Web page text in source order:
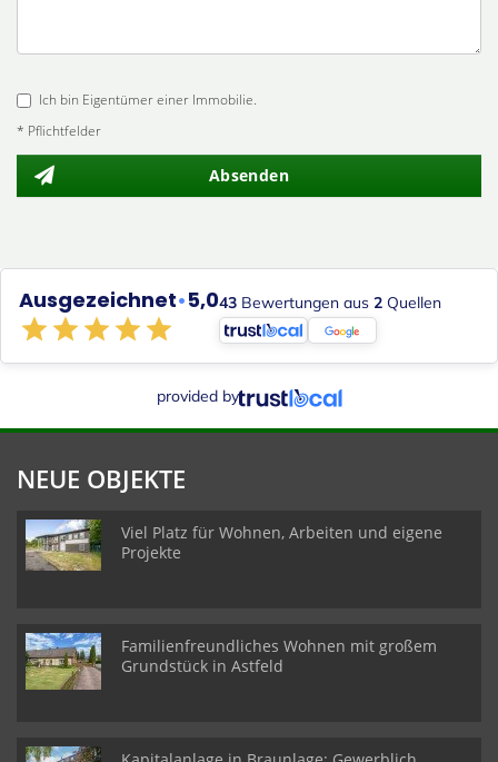
Ich bin Eigentümer einer Immobilie.
* Pflichtfelder
Absenden
Ausgezeichnet•5,043 Bewertungen aus 2 Quellen
provided by
NEUE OBJEKTE
Viel Platz für Wohnen, Arbeiten und eigene
Projekte
Familienfreundliches Wohnen mit großem
Grundstück in Astfeld